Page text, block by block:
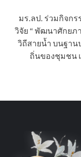
มร.ลป. ร่วมกิจก
วิจัย “ พัฒนาศักยภ
วิถีสายน้ำ บนฐา
ถิ่นของชุมชน